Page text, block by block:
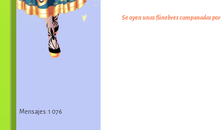
Mensajes: 1 076
Se oyen unas fúnebres campanadas